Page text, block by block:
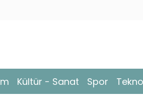
Kültür - Sanat Spor